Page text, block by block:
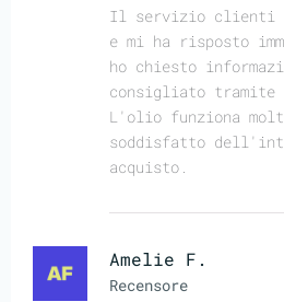
Il servizio clienti
e mi ha risposto
ho chiesto
consigliato tramite
L'olio funziona
soddisfatto
acquisto.
Amelie F.
Recensore